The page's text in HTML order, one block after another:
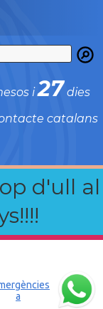
i27 dies
catalans
d'ull al
a